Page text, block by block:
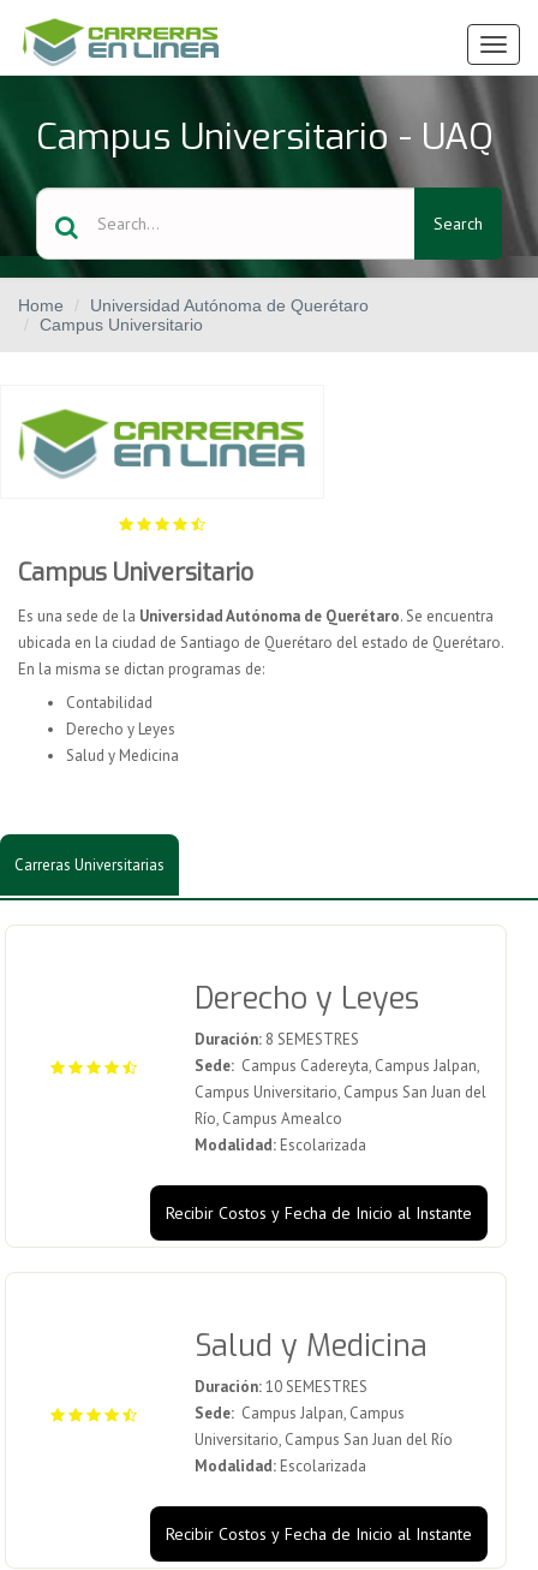
Ver
Menú
Campus Universitario - UAQ
Search
Home
Universidad Autónoma de Querétaro
Campus Universitario
Campus Universitario
Es una sede de la Universidad Autónoma de Querétaro. Se encuentra
ubicada en la ciudad de Santiago de Querétaro del estado de Querétaro.
En la misma se dictan programas de:
Contabilidad
Derecho y Leyes
Salud y Medicina
Carreras Universitarias
Derecho y Leyes
Duración:8 SEMESTRES
Sede:Campus Cadereyta, Campus Jalpan,
Campus Universitario, Campus San Juan del
Río, Campus Amealco
Modalidad:Escolarizada
Recibir Costos y Fecha de Inicio al Instante
Salud y Medicina
Duración:10 SEMESTRES
Sede:Campus Jalpan, Campus
Universitario, Campus San Juan del Río
Modalidad:Escolarizada
Recibir Costos y Fecha de Inicio al Instante